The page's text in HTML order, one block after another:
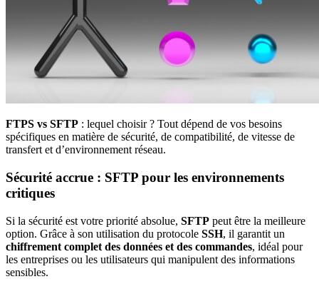
FTPS vs SFTP : lequel choisir ? Tout dépend de vos besoins
spécifiques en matière de sécurité, de compatibilité, de vitesse de
transfert et d’environnement réseau.
Sécurité accrue : SFTP pour les environnements
critiques
Si la sécurité est votre priorité absolue, SFTP peut être la meilleure
option. Grâce à son utilisation du protocole SSH, il garantit un
chiffrement complet des données et des commandes, idéal pour
les entreprises ou les utilisateurs qui manipulent des informations
sensibles.